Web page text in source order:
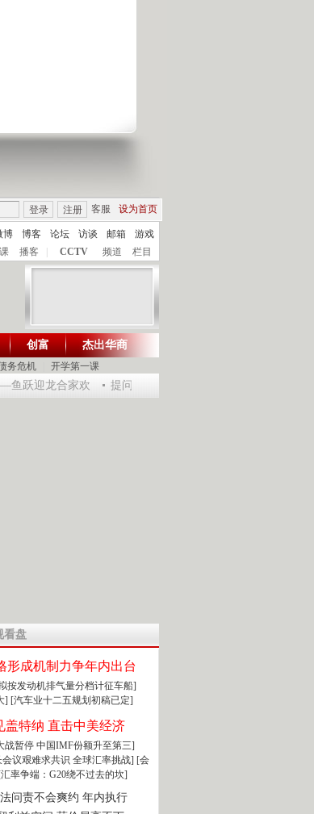
客服 设为首页
登录 注册
博 博客 论坛 访谈 邮箱
游戏
播客 | CCTV 频道 栏目
财智生活 一键通达
务危机 开学第一课
创富 杰出华商
跃迎龙合家欢 提问2012：机遇与悬念共存
看盘
形成机制力争年内出台
按发动机排气量分档计征车船]
] [汽车业十二五规划初稿已定]
盖特纳 直击中美经济
战暂停 中国IMF份额升至第三]
议艰难求共识 全球汇率挑战] [会
率争端：G20绕不过去的坎]
问责不会爽约 年内执行